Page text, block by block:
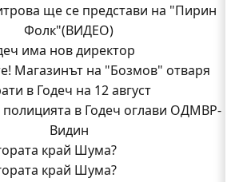
ще се представи на "Пирин
Фолк"(ВИДЕО)
има нов директор
Магазинът на "Бозмов" отваря
в Годеч на 12 август
в Годеч оглави ОДМВР-
Видин
край Шума?
Люлин и Део сред първите
край Шума?